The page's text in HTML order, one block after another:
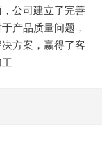
公司建立了完善
产品质量问题，
方案，赢得了客